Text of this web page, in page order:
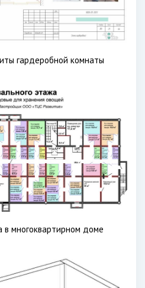
гардеробной комнаты
в многоквартирном доме